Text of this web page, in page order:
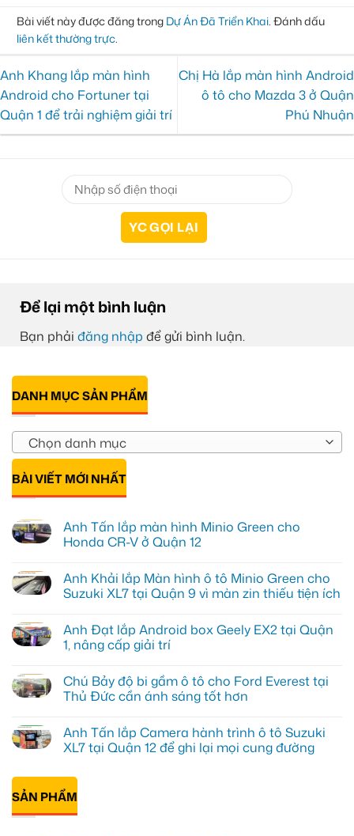
Bài viết này được đăng trong Dự Án Đã Triển Khai. Đánh dấu
liên kết thường trực.
Anh Khang lắp màn hình
Android cho Fortuner tại
Quận 1 để trải nghiệm giải trí
Chị Hà lắp màn hình Android
ô tô cho Mazda 3 ở Quận
Phú Nhuận
Để lại một bình luận
Bạn phải đăng nhập để gửi bình luận.
DANH MỤC SẢN PHẨM
Chọn danh mục
BÀI VIẾT MỚI NHẤT
Anh Tấn lắp màn hình Minio Green cho
Honda CR-V ở Quận 12
bình
luận
ở
lắp
màn
hình
cho
Honda
CR-
Quận
12
Anh Khải lắp Màn hình ô tô Minio Green cho
Suzuki XL7 tại Quận 9 vì màn zin thiếu tiện ích
bình
luận
ở
lắp
Màn
hình
Minio
Green
cho
XL7
Quận
9
vì
Anh Đạt lắp Android box Geely EX2 tại Quận
1, nâng cấp giải trí
bình
luận
ở
lắp
Android
box
EX2
Quận
1,
nâng
Chú Bảy độ bi gầm ô tô cho Ford Everest tại
Thủ Đức cần ánh sáng tốt hơn
bình
luận
ở
Bảy
bi
gầm
ô
Anh Tấn lắp Camera hành trình ô tô Suzuki
XL7 tại Quận 12 để ghi lại mọi cung đường
có
luận
ở
Anh
SẢN PHẨM